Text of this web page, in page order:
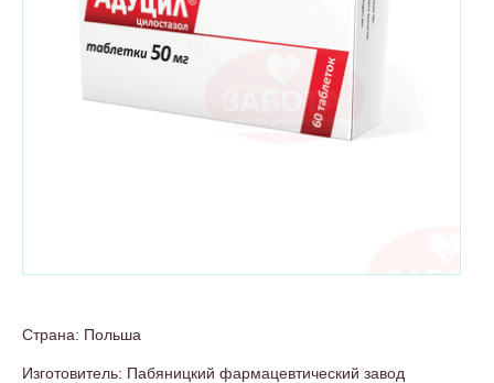
Страна: Польша
Изготовитель: Пабяницкий фармацевтический завод